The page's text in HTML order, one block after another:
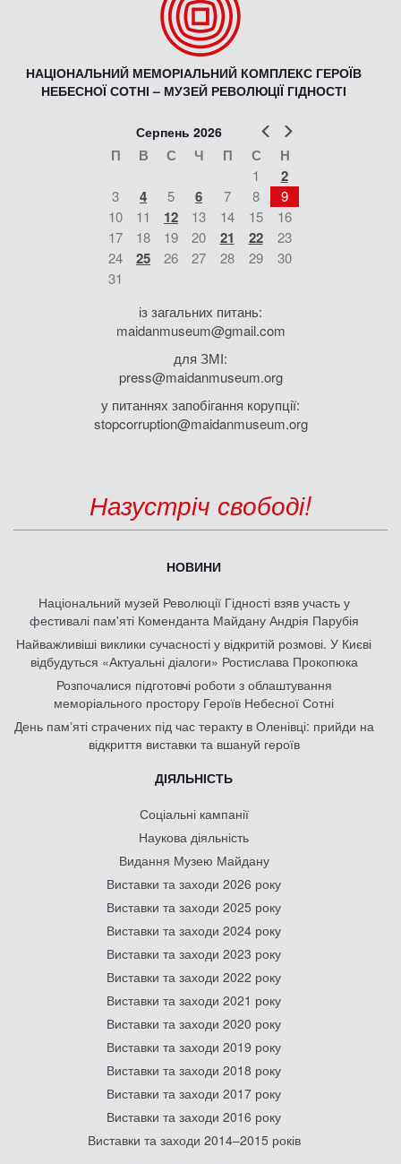
НАЦІОНАЛЬНИЙ МЕМОРІАЛЬНИЙ КОМПЛЕКС ГЕРОЇВ
НЕБЕСНОЇ СОТНІ – МУЗЕЙ РЕВОЛЮЦІЇ ГІДНОСТІ
Попер
Серпень 2026
П В С Ч П С Н
1 2
3 4 5 6 7 8
9
10
11 12 13 14 15
16
17
18 19 20 21 22
23
24
25 26 27 28 29
30
31
із загальних питань:
maidanmuseum@gmail.com
для ЗМІ:
press@maidanmuseum.org
у питаннях запобігання корупції:
stopcorruption@maidanmuseum.org
Назустріч свободі!
НОВИНИ
Національний музей Революції Гідності взяв участь у
фестивалі пам'яті Коменданта Майдану Андрія Парубія
Найважливіші виклики сучасності у відкритій розмові. У Києві
відбудуться «Актуальні діалоги» Ростислава Прокопюка
Розпочалися підготовчі роботи з облаштування
меморіального простору Героїв Небесної Сотні
День памʼяті страчених під час теракту в Оленівці: прийди на
відкриття виставки та вшануй героїв
ДІЯЛЬНІСТЬ
Соціальні кампанії
Наукова діяльність
Видання Музею Майдану
Виставки та заходи 2026 року
Виставки та заходи 2025 року
Виставки та заходи 2024 року
Виставки та заходи 2023 року
Виставки та заходи 2022 року
Виставки та заходи 2021 року
Виставки та заходи 2020 року
Виставки та заходи 2019 року
Виставки та заходи 2018 року
Виставки та заходи 2017 року
Виставки та заходи 2016 року
Виставки та заходи 2014–2015 років